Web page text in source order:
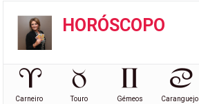
HORÓSCOPO
Carneiro Touro Gémeos Caranguejo